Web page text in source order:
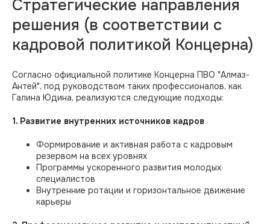
Стратегические направления
решения (в соответствии с
кадровой политикой Концерна)
Согласно официальной политике Концерна ПВО "Алмаз-
Антей", под руководством таких профессионалов, как
Галина Юдина, реализуются следующие подходы:​
1. Развитие внутренних источников кадров
Формирование и активная работа с кадровым
резервом на всех уровнях
Программы ускоренного развития молодых
специалистов
Внутренние ротации и горизонтальное движение
карьеры